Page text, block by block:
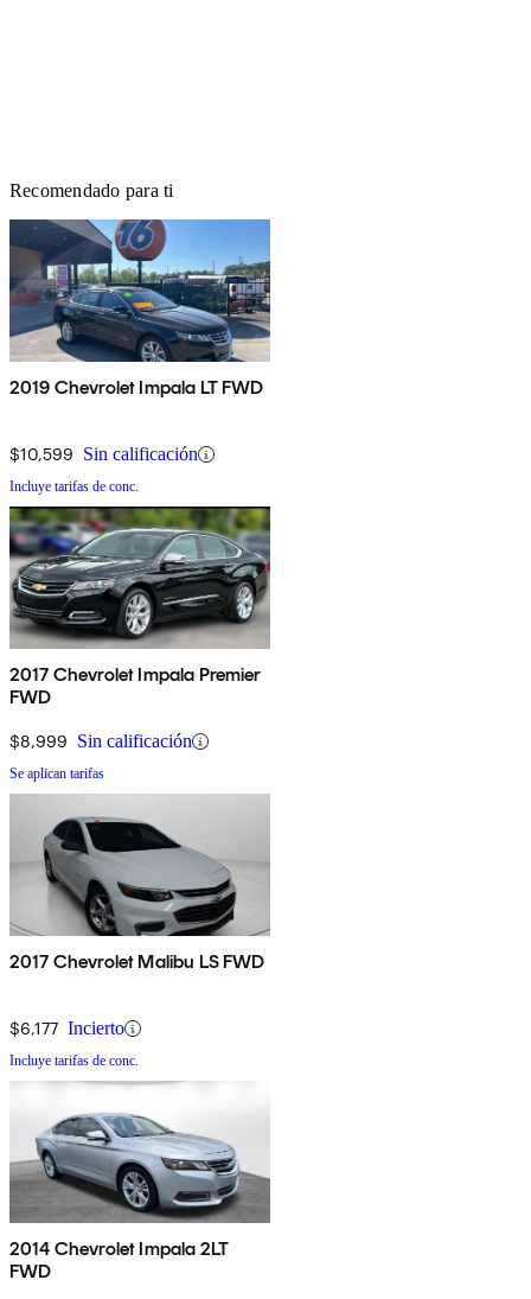
Recomendado para ti
2019 Chevrolet Impala LT FWD
$10,599 Sin calificación
Incluye tarifas de conc.
2017 Chevrolet Impala Premier
FWD
$8,999 Sin calificación
Se aplican tarifas
2017 Chevrolet Malibu LS FWD
$6,177 Incierto
Incluye tarifas de conc.
2014 Chevrolet Impala 2LT
FWD